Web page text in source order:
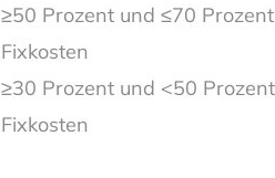
≥50 Prozent und ≤70
Fixkosten
≥30 Prozent und <50
Fixkosten